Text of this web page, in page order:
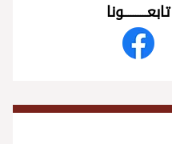
تابعــــــــــونا